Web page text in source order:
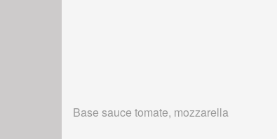
Base sauce tomate, mozzarella